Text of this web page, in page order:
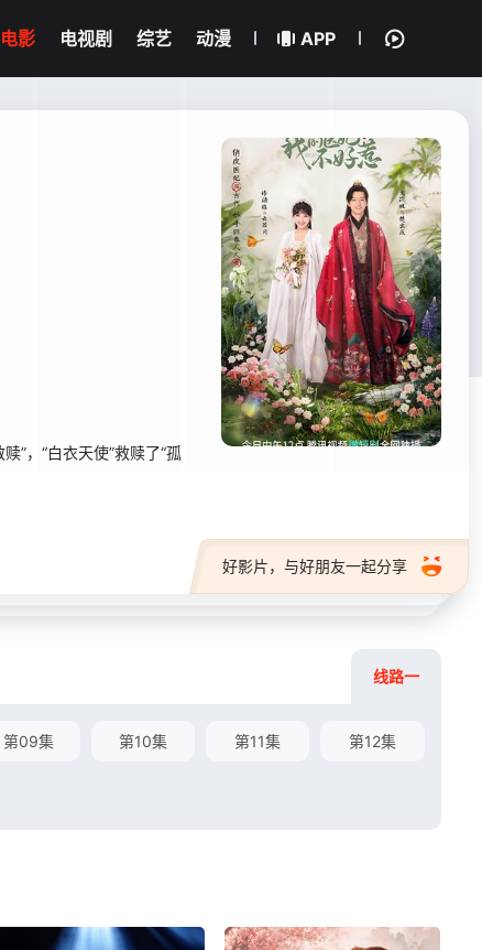
电影 电视剧 综艺 动漫 APP
”，“白衣天使”救赎了“孤
好影片，与好朋友一起分享
线路一
第09集 第10集 第11集 第12集